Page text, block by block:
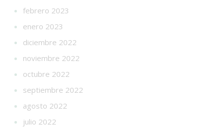
febrero 2023
enero 2023
diciembre 2022
noviembre 2022
octubre 2022
septiembre 2022
agosto 2022
julio 2022